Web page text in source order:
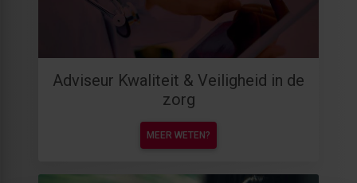
Adviseur Kwaliteit & Veiligheid in de
zorg
MEER WETEN?